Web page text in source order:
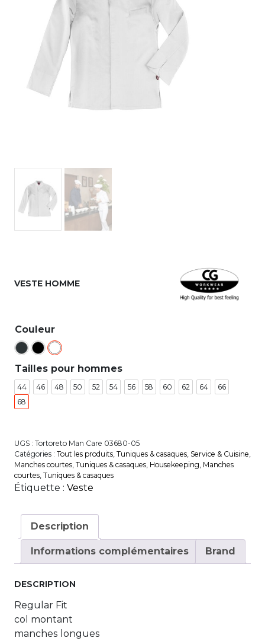
VESTE HOMME
Couleur
Tailles pour hommes
44 46 48 50 52 54 56 58 60 62 64
66
68
UGS : Tortoreto Man Care 03680-05
Catégories : Tout les produits, Tuniques & casaques, Service & Cuisine,
Manches courtes, Tuniques & casaques, House­keeping, Manches
courtes, Tuniques & casaques
Étiquette : Veste
Description
Informations complémentaires Brand
DESCRIPTION
Regular Fit
col montant
manches longues